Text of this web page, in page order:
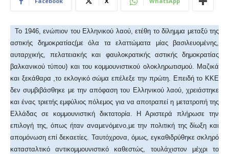
Το 1946, ενώπιον του Ελληνικού λαού, ετέθη το δίλημμα μεταξύ της
αστικής δημοκρατίας(με όλα τα ελαττώματα μίας βασιλευομένης,
αυταρχικής, πελατειακής και φαυλοκρατικής αστικής δημοκρατίας
βαλκανικού τύπου) και του κομμουνιστικού ολοκληρωτισμού. Μαζικά
και ξεκάθαρα ,το εκλογικό σώμα επέλεξε την πρώτη. Επειδή το ΚΚΕ
δεν συμβιβάσθηκε με την απόφαση του Ελληνικού λαού, χρειάστηκε
και ένας τριετής εμφύλιος πόλεμος για να αποτραπεί η μετατροπή της
Ελλάδας σε κομμουνιστική δικτατορία. Η Αριστερά πλήρωσε την
επιλογή της, όπως ήταν αναμενόμενο,με την πολιτική της δίωξη και
απομόνωση επί δεκαετίες. Ταυτόχρονα, όμως, εγκαθιδρύθηκε σκληρό
κατασταλτικό αντικομμουνιστικό καθεστώς, τουλάχιστον μέχρι το